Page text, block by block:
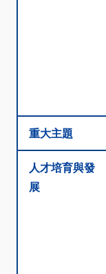
重大主題
人才培育與發
展